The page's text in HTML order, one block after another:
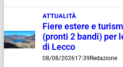
ATTUALITÀ
Fiere estere e
(pronti 2 bandi) per
di Lecco
08/08/202617:39 Redazione